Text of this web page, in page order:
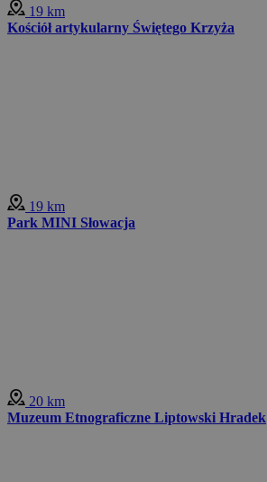
19 km
Kościół artykularny Świętego Krzyża
19 km
Park MINI Słowacja
20 km
Muzeum Etnograficzne Liptowski Hradek